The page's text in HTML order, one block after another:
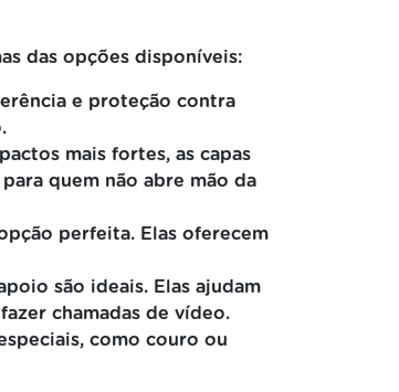
das opções disponíveis:
e proteção contra
mais fortes, as capas
quem não abre mão da
perfeita. Elas oferecem
são ideais. Elas ajudam
chamadas de vídeo.
como couro ou